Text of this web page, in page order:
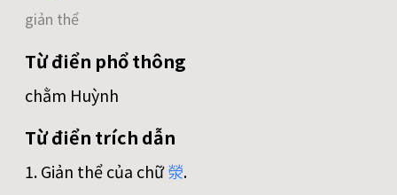
giản thể
Từ điển phổ thông
chằm Huỳnh
Từ điển trích dẫn
1. Giản thể của chữ滎.